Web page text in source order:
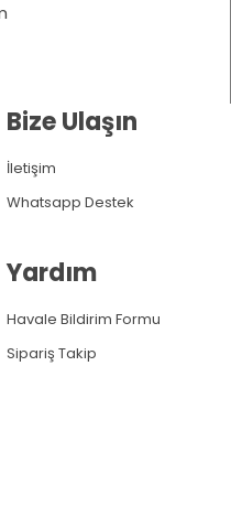
Bize Ulaşın
İletişim
Whatsapp Destek
Yardım
Havale Bildirim Formu
Sipariş Takip